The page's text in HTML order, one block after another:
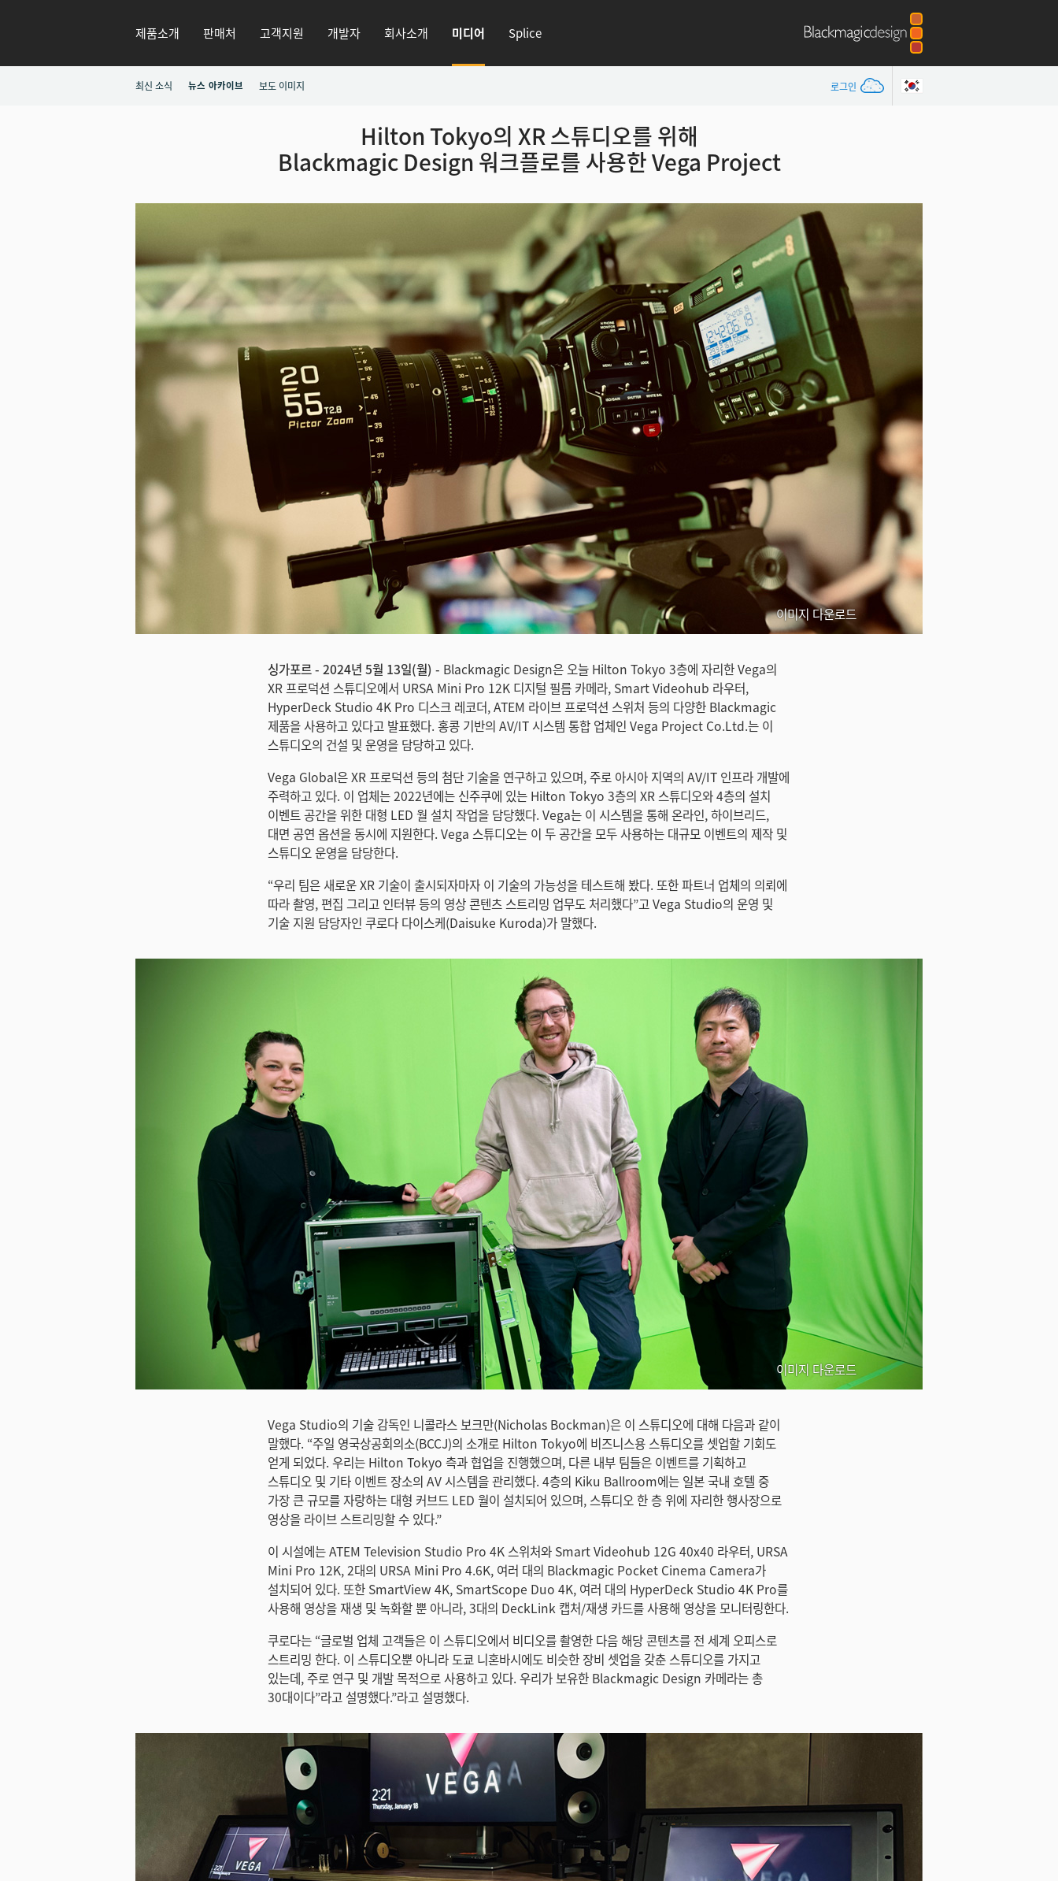
제품소개 판매처 고객지원 개발자 회사소개 미디어 Splice
로그인
최신 소식 뉴스 아카이브 보도 이미지
Hilton Tokyo의 XR 스튜디오를 위해
Blackmagic Design 워크플로를 사용한 Vega Project
이미지 다운로드
싱가포르 - 2024년 5월 13일(월) - Blackmagic Design은 오늘 Hilton Tokyo 3층에 자리한 Vega의
XR 프로덕션 스튜디오에서 URSA Mini Pro 12K 디지털 필름 카메라, Smart Videohub 라우터,
HyperDeck Studio 4K Pro 디스크 레코더, ATEM 라이브 프로덕션 스위처 등의 다양한 Blackmagic
제품을 사용하고 있다고 발표했다. 홍콩 기반의 AV/IT 시스템 통합 업체인 Vega Project Co.Ltd.는 이
스튜디오의 건설 및 운영을 담당하고 있다.
Vega Global은 XR 프로덕션 등의 첨단 기술을 연구하고 있으며, 주로 아시아 지역의 AV/IT 인프라 개발에
주력하고 있다. 이 업체는 2022년에는 신주쿠에 있는 Hilton Tokyo 3층의 XR 스튜디오와 4층의 설치
이벤트 공간을 위한 대형 LED 월 설치 작업을 담당했다. Vega는 이 시스템을 통해 온라인, 하이브리드,
대면 공연 옵션을 동시에 지원한다. Vega 스튜디오는 이 두 공간을 모두 사용하는 대규모 이벤트의 제작 및
스튜디오 운영을 담당한다.
“우리 팀은 새로운 XR 기술이 출시되자마자 이 기술의 가능성을 테스트해 봤다. 또한 파트너 업체의 의뢰에
따라 촬영, 편집 그리고 인터뷰 등의 영상 콘텐츠 스트리밍 업무도 처리했다”고 Vega Studio의 운영 및
기술 지원 담당자인 쿠로다 다이스케(Daisuke Kuroda)가 말했다.
이미지 다운로드
Vega Studio의 기술 감독인 니콜라스 보크만(Nicholas Bockman)은 이 스튜디오에 대해 다음과 같이
말했다. “주일 영국상공회의소(BCCJ)의 소개로 Hilton Tokyo에 비즈니스용 스튜디오를 셋업할 기회도
얻게 되었다. 우리는 Hilton Tokyo 측과 협업을 진행했으며, 다른 내부 팀들은 이벤트를 기획하고
스튜디오 및 기타 이벤트 장소의 AV 시스템을 관리했다. 4층의 Kiku Ballroom에는 일본 국내 호텔 중
가장 큰 규모를 자랑하는 대형 커브드 LED 월이 설치되어 있으며, 스튜디오 한 층 위에 자리한 행사장으로
영상을 라이브 스트리밍할 수 있다.”
이 시설에는 ATEM Television Studio Pro 4K 스위처와 Smart Videohub 12G 40x40 라우터, URSA
Mini Pro 12K, 2대의 URSA Mini Pro 4.6K, 여러 대의 Blackmagic Pocket Cinema Camera가
설치되어 있다. 또한 SmartView 4K, SmartScope Duo 4K, 여러 대의 HyperDeck Studio 4K Pro를
사용해 영상을 재생 및 녹화할 뿐 아니라, 3대의 DeckLink 캡처/재생 카드를 사용해 영상을 모니터링한다.
쿠로다는 “글로벌 업체 고객들은 이 스튜디오에서 비디오를 촬영한 다음 해당 콘텐츠를 전 세계 오피스로
스트리밍 한다. 이 스튜디오뿐 아니라 도쿄 니혼바시에도 비슷한 장비 셋업을 갖춘 스튜디오를 가지고
있는데, 주로 연구 및 개발 목적으로 사용하고 있다. 우리가 보유한 Blackmagic Design 카메라는 총
30대이다”라고 설명했다.”라고 설명했다.